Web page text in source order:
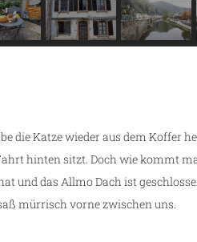
die Katze wieder aus dem Koffer
hinten sitzt. Doch wie kommt
und das Allmo Dach ist
mürrisch vorne zwischen uns.